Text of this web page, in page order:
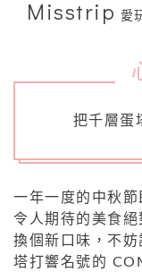
Misstrip 愛
把千層蛋
一年一度的中秋
令人期待的美食
換個新口味，不
塔打響名號的